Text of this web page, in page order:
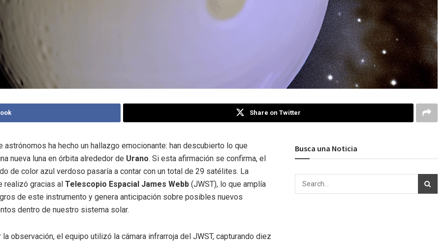
Share on Twitter
astrónomos ha hecho un hallazgo emocionante: han descubierto lo que
nueva luna en órbita alrededor de Urano. Si esta afirmación se confirma, el
de color azul verdoso pasaría a contar con un total de 29 satélites. La
realizó gracias al Telescopio Espacial James Webb (JWST), lo que amplía
de este instrumento y genera anticipación sobre posibles nuevos
dentro de nuestro sistema solar.
la observación, el equipo utilizó la cámara infrarroja del JWST, capturando diez
Busca una Noticia